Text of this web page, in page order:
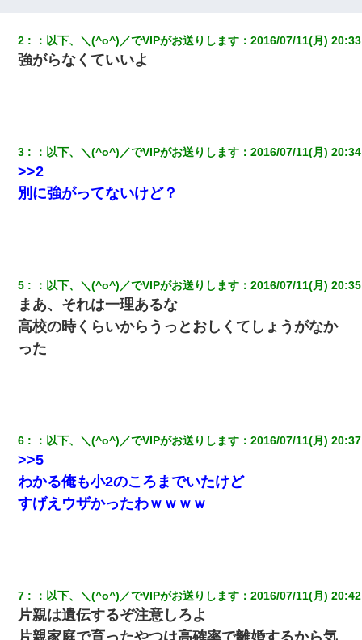
医者「糖尿病で余命1年です」 ワイ「知らんわｗどうせ死ぬなら
食べる量増やすわｗ」→結果ｗｗｗｗｗ
何年か前に妹は離婚している。当時生まれた姪が義弟の子じゃな
かったため妹有責での離婚になり…
私が遺産を相続。→それを知った義両親が「旅行代金を出せ！」
てもらえて良かったな！』→
｢昨日はお兄ちゃんと一緒にお風呂に入っちゃった～｣とか毎日兄
の話をしていたA子が事故で亡くなった。→Ａ子のお母さんの話に
驚愕…
嫁の妹（26歳）がずっとウチに泊まりに来た結果→俺がヤバイｗ
ｗｗｗｗｗｗｗ
【悲報】嫁がワイのこと嫌いっぽいから単身赴任した結果
なかった。妹を抱き締めて「ﾀﾋんじゃうよ」って泣いてたら…
2 ： 以下、＼(^o^)／でVIPがお送りします ：2016/07/11(月)
強がらなくていいよ
3 ： 以下、＼(^o^)／でVIPがお送りします ：2016/07/11(月)
>>2
別に強がってないけど？
5 ： 以下、＼(^o^)／でVIPがお送りします ：2016/07/11(月)
まあ、それは一理あるな
高校の時くらいからうっとおしくてしょうがなか
った
6 ： 以下、＼(^o^)／でVIPがお送りします ：2016/07/11(月)
>>5
わかる俺も小2のころまでいたけど
すげえウザかったわｗｗｗｗ
7 ： 以下、＼(^o^)／でVIPがお送りします ：2016/07/11(月)
片親は遺伝するぞ注意しろよ
片親家庭で育ったやつは高確率で離婚するから気